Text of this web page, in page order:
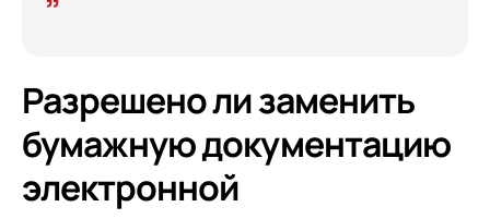
Разрешено ли заменить
бумажную документацию
электронной